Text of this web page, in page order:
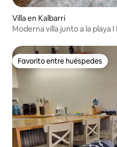
Villa en Kalbarri
Moderna villa junto a la playa
Favorito entre huéspedes
Favorito entre huéspedes